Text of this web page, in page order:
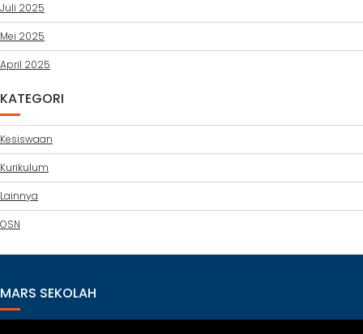
Juli 2025
Mei 2025
April 2025
KATEGORI
Kesiswaan
Kurikulum
Lainnya
OSN
MARS SEKOLAH